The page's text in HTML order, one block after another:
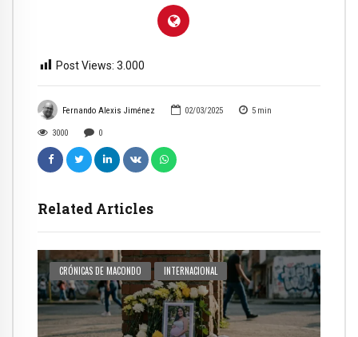
Fernando Alexis Jiménez 02/03/2025 5 min
3000 0
Related Articles
CRÓNICAS DE MACONDO INTERNACIONAL
Post Views: 3.000